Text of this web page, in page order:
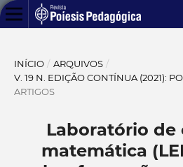
INÍCIO / ARQUIVOS /
V. 19 N. EDIÇÃO CONTÍNUA (2021):
ARTIGOS
Laboratório de
matemática